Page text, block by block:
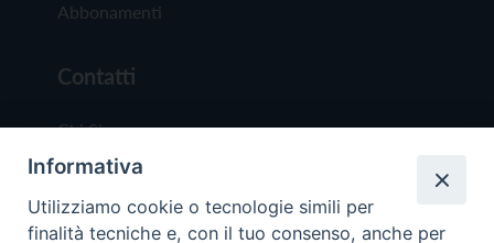
Abbonamenti
Contatti
Chi Siamo
Redazione
Scrivici
Informativa
Utilizziamo cookie o tecnologie simili per
finalità tecniche e, con il tuo consenso, anche per